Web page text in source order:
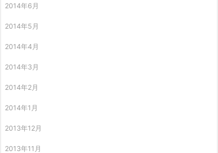
2014年6月
2014年5月
2014年4月
2014年3月
2014年2月
2014年1月
2013年12月
2013年11月